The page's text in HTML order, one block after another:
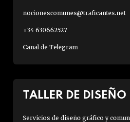
nocionescomunes@traficantes.net
+34 630662527
Canal de Telegram
TALLER DE DISEÑO
Servicios de diseño gráfico y